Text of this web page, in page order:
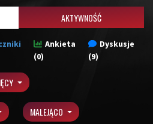
AKTYWNOŚĆ
Ankieta
(0)
Dyskusje
(9)
MALEJĄCO